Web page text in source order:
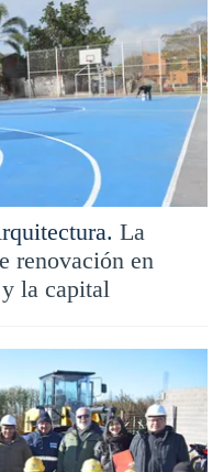
La
renovación en
la capital